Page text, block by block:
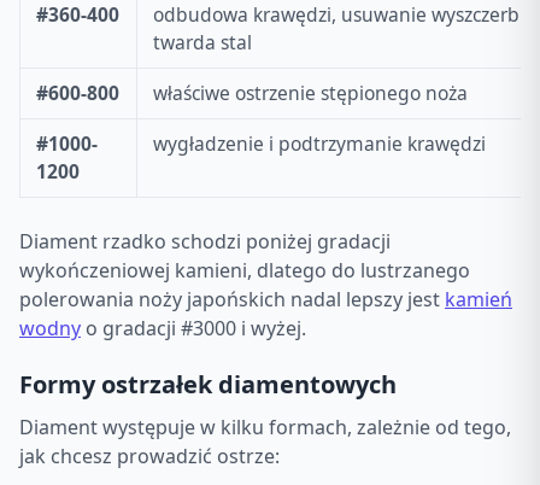
#360-400
odbudowa krawędzi, usuwanie
twarda stal
#600-800
właściwe ostrzenie stępionego noża
#1000-
1200
wygładzenie i podtrzymanie krawędzi
Diament rzadko schodzi poniżej gradacji
wykończeniowej kamieni, dlatego do lustrzanego
polerowania noży japońskich nadal lepszy jest kamień
wodny o gradacji #3000 i wyżej.
Formy ostrzałek diamentowych
Diament występuje w kilku formach, zależnie od tego,
jak chcesz prowadzić ostrze: